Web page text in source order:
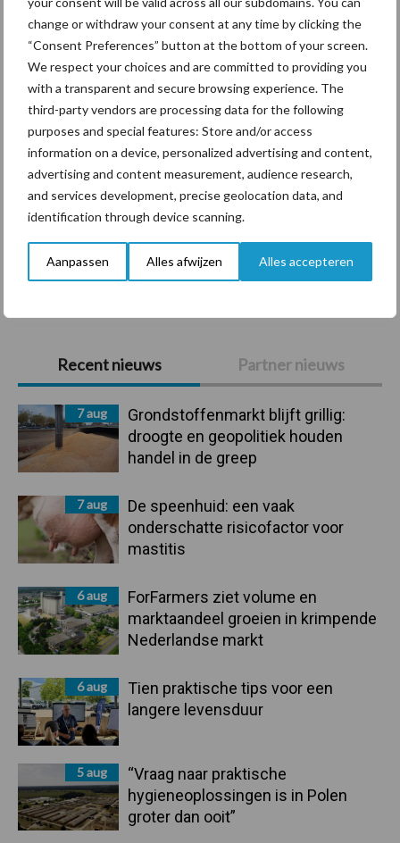
change or withdraw your consent at any time by clicking the
“Consent Preferences” button at the bottom of your screen.
We respect your choices and are committed to providing you
with a transparent and secure browsing experience. The
third-party vendors are processing data for the following
purposes and special features: Store and/or access
information on a device, personalized advertising and content,
advertising and content measurement, audience research,
and services development, precise geolocation data, and
identification through device scanning.
Aanpassen Alles afwijzen Alles accepteren
Primaire
Sidebar
Recent nieuws Partner nieuws
7 aug
Grondstoffenmarkt blijft grillig:
droogte en geopolitiek houden
handel in de greep
7 aug
De speenhuid: een vaak
onderschatte risicofactor voor
mastitis
6 aug
ForFarmers ziet volume en
marktaandeel groeien in krimpende
Nederlandse markt
6 aug
Tien praktische tips voor een
langere levensduur
5 aug
“Vraag naar praktische
hygieneoplossingen is in Polen
groter dan ooit”
Themapagina's
Diergezondheid Bemesting Fokkerij
Mastitis Hittestress
Toon meer